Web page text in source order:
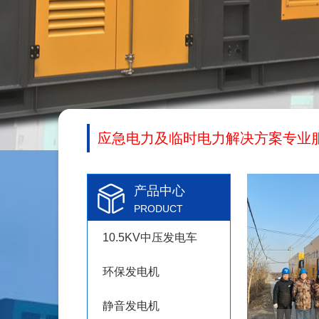
应急电力及临时电力解决方案专业
产品中心
PRODUCT
10.5KV中压发电车
环保发电机
静音发电机